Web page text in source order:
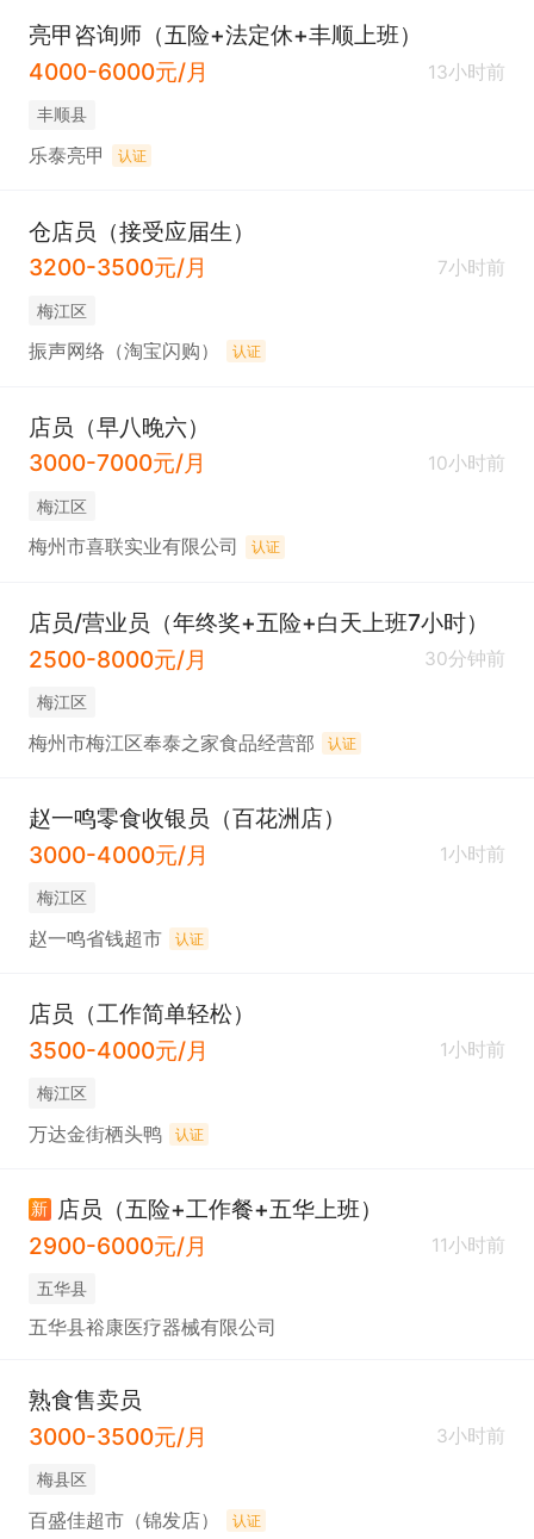
亮甲咨询师（五险+法定休+丰顺上班）
4000-6000元/月
13小时前
丰顺县
乐泰亮甲 认证
仓店员（接受应届生）
3200-3500元/月
7小时前
梅江区
振声网络（淘宝闪购） 认证
店员（早八晚六）
3000-7000元/月
10小时前
梅江区
梅州市喜联实业有限公司 认证
店员/营业员（年终奖+五险+白天上班7小时）
2500-8000元/月
30分钟前
梅江区
梅州市梅江区奉泰之家食品经营部 认证
赵一鸣零食收银员（百花洲店）
3000-4000元/月
1小时前
梅江区
赵一鸣省钱超市 认证
店员（工作简单轻松）
3500-4000元/月
1小时前
梅江区
万达金街栖头鸭 认证
新 店员（五险+工作餐+五华上班）
2900-6000元/月
11小时前
五华县
五华县裕康医疗器械有限公司
熟食售卖员
3000-3500元/月
3小时前
梅县区
百盛佳超市（锦发店） 认证